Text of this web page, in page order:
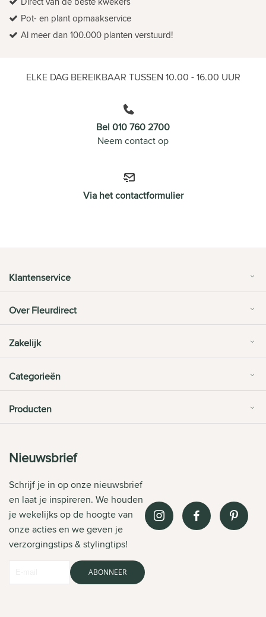
Pot- en plant opmaakservice
Al meer dan 100.000 planten verstuurd!
ELKE DAG BEREIKBAAR TUSSEN 10.00 - 16.00 UUR
Bel 010 760 2700
Neem contact op
Via het contactformulier
Klantenservice
Over Fleurdirect
Zakelijk
Categorieën
Producten
Nieuwsbrief
Schrijf je in op onze nieuwsbrief
en laat je inspireren. We houden
je wekelijks op de hoogte van
onze acties en we geven je
verzorgingstips & stylingtips!
ABONNEER